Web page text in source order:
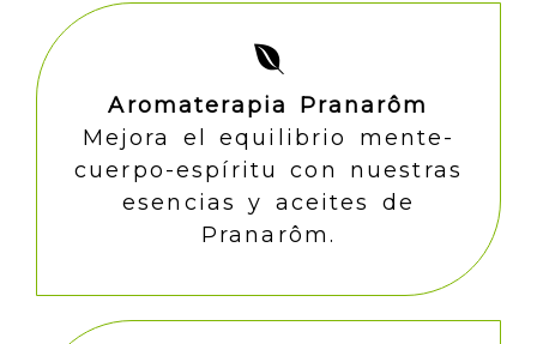
Aromaterapia Pranarôm
Mejora el equilibrio mente-
cuerpo-espíritu con nuestras
esencias y aceites de
Pranarôm.